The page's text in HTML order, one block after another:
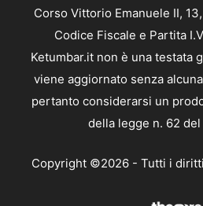
Corso Vittorio Emanuele II,
Codice Fiscale e Partita
Ketumbar.it non è una testata
viene aggiornato senza
pertanto considerarsi un
della legge n. 62 del
Copyright ©2026 - Tutti i